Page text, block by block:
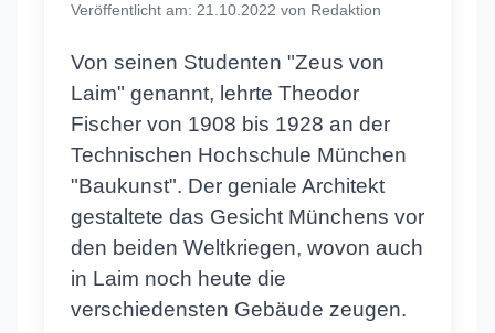
Veröffentlicht am: 21.10.2022 von Redaktion
Von seinen Studenten "Zeus von
Laim" genannt, lehrte Theodor
Fischer von 1908 bis 1928 an der
Technischen Hochschule München
"Baukunst". Der geniale Architekt
gestaltete das Gesicht Münchens vor
den beiden Weltkriegen, wovon auch
in Laim noch heute die
verschiedensten Gebäude zeugen.